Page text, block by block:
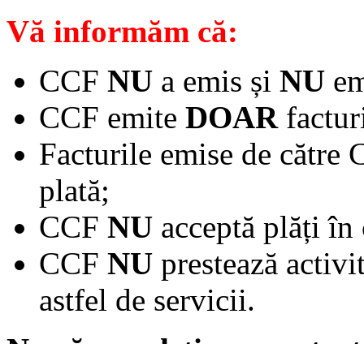
Vă informăm că:
CCF NU a emis și NU
CCF emite DOAR
Facturile emise de către
plată;
CCF NU acceptă plăți
CCF NU prestează
astfel de servicii.